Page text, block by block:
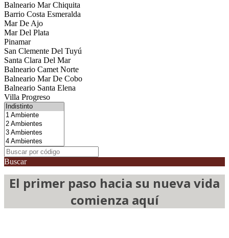
Balneario Mar Chiquita
Barrio Costa Esmeralda
Mar De Ajo
Mar Del Plata
Pinamar
San Clemente Del Tuyú
Santa Clara Del Mar
Balneario Camet Norte
Balneario Mar De Cobo
Balneario Santa Elena
Villa Progreso
Buscar
El primer paso hacia su nueva vida
comienza aquí